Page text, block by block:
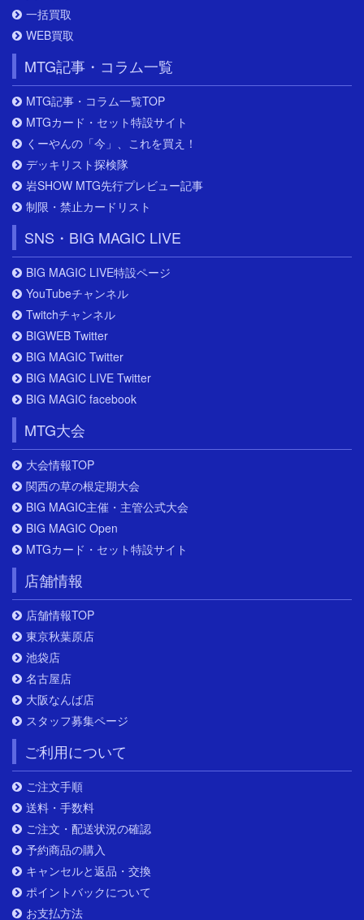
一括買取
WEB買取
MTG記事・コラム一覧
MTG記事・コラム一覧TOP
MTGカード・セット特設サイト
くーやんの「今」、これを買え！
デッキリスト探検隊
岩SHOW MTG先行プレビュー記事
制限・禁止カードリスト
SNS・BIG MAGIC LIVE
BIG MAGIC LIVE特設ページ
YouTubeチャンネル
Twitchチャンネル
BIGWEB Twitter
BIG MAGIC Twitter
BIG MAGIC LIVE Twitter
BIG MAGIC facebook
MTG大会
大会情報TOP
関西の草の根定期大会
BIG MAGIC主催・主管公式大会
BIG MAGIC Open
MTGカード・セット特設サイト
店舗情報
店舗情報TOP
東京秋葉原店
池袋店
名古屋店
大阪なんば店
スタッフ募集ページ
ご利用について
ご注文手順
送料・手数料
ご注文・配送状況の確認
予約商品の購入
キャンセルと返品・交換
ポイントバックについて
お支払方法